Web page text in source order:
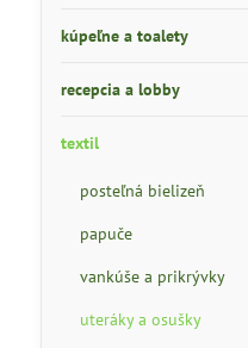
kúpeľne a toalety
recepcia a lobby
textil
posteľná bielizeň
papuče
vankúše a prikrývky
uteráky a osušky